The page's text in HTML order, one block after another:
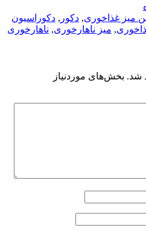
میز غذاخوری, دکور , دکوراسیون
, میز ناهارخوری, ناهارخوری
شد. بخش‌های موردنیاز